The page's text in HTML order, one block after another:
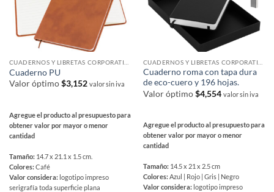
pueden
elegir
en
de
producto
pueden
elegir
de
producto
Cuaderno PU
Valor óptimo$3,152 valor sin iva
Agregue el producto al presupuesto para
obtener valor por mayor o menor
cantidad
Tamaño: 14.7 x 21.1 x 1.5 cm.
Colores:Café
Valor considera: logotipo impreso
serigrafía toda superficie plana
Cuaderno roma con tapa dura
de eco-cuero y 196 hojas.
Valor óptimo$4,554 valor sin iva
Agregue el producto al presupuesto para
obtener valor por mayor o menor
cantidad
Tamaño: 14.5 x 21 x 2.5 cm
Colores:Azul | Rojo | Gris | Negro
Valor considera: logotipo impreso